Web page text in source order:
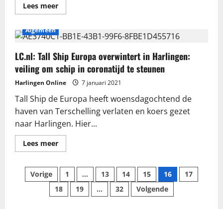
Lees meerLees
meer
krijgt
‘draagspeld’
bruine
vloot
krijgt
‘Harlinger
Boei’
Algemeen
LC.nl: Tall Ship Europa overwintert in Harlingen:
veiling om schip in coronatijd te steunen
Harlingen Online 7 januari 2021
Tall Ship de Europa heeft woensdagochtend de
haven van Terschelling verlaten en koers gezet
naar Harlingen. Hier...
Lees meerLees
meer
Tall
Ship
Europa
overwintert
in
Berichten
paginering
Vorige 1 … 13 14 15 16
17
18
19 … 32 Volgende